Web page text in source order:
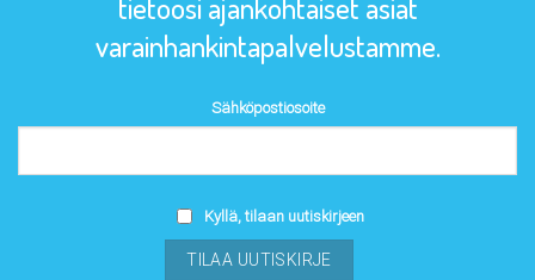
varainhankintapalvelustamme.
Sähköpostiosoite
Kyllä, tilaan uutiskirjeen